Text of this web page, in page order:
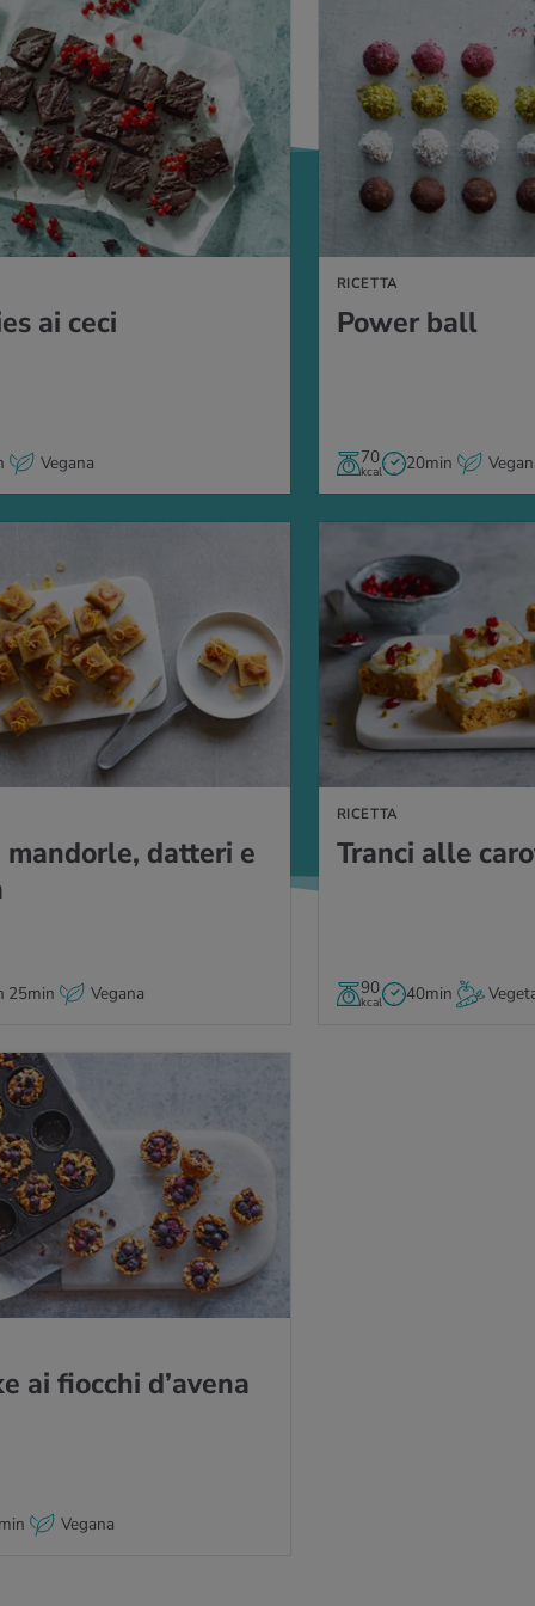
ai ceci
Vegana
RICETTA
Power ball
70
kcal 20min
man­dor­le, dat­te­ri e
25min Vegana
RICETTA
Tran­ci alle
90
kcal 40min
ai fioc­chi d’a­ve­na
Vegana